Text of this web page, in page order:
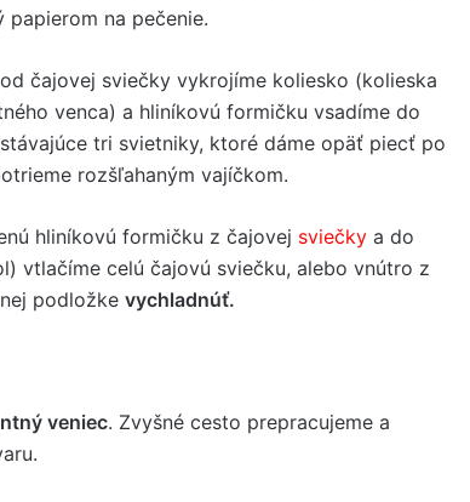
na pečenie.
čajovej sviečky vykrojíme koliesko (kolieska
venca) a hliníkovú formičku vsadíme do
tri svietniky, ktoré dáme opäť piecť po
rozšľahaným vajíčkom.
hliníkovú formičku z čajovej sviečky a do
vtlačíme celú čajovú sviečku, alebo vnútro z
podložke vychladnúť.
veniec. Zvyšné cesto prepracujeme a